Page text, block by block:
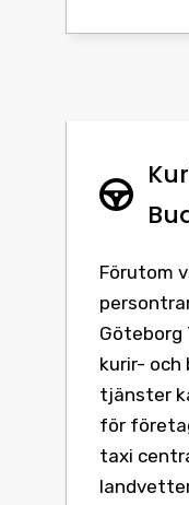
Förutom
Göteborg
kurir- och
tjänster
för
taxi